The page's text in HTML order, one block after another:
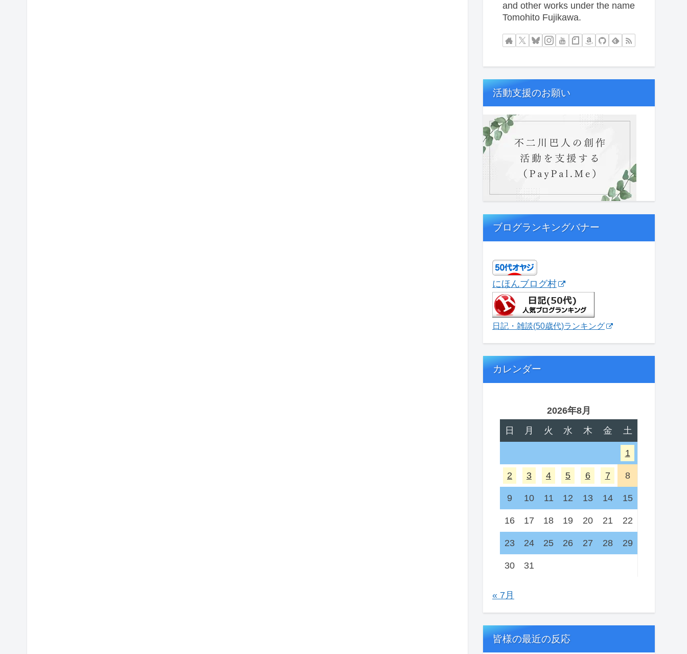
and other works under the name
Tomohito Fujikawa.
活動支援のお願い
ブログランキングバナー
にほんブログ村
日記・雑談(50歳代)ランキング
カレンダー
2026年8月
日
月 火 水 木 金 土
1
2 3 4 5 6 7 8
9 10 11 12 13 14 15
16 17 18 19 20 21 22
23 24 25 26 27 28 29
30 31
« 7月
皆様の最近の反応